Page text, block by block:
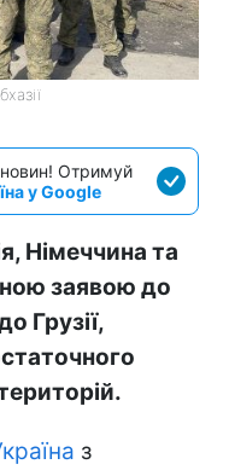
Отримуй
у Google
Німеччина та
заявою до
Грузії,
з